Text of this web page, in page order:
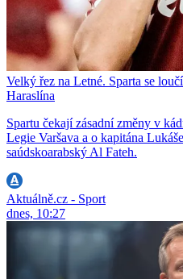
Velký řez na Letné. Sparta se
Haraslína
Spartu čekají zásadní změny v
Legie Varšava a o kapitána
saúdskoarabský Al Fateh.
Aktuálně.cz - Sport
dnes, 10:27